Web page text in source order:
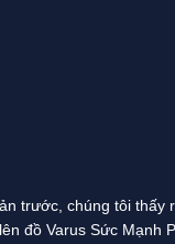
trước, chúng tôi thấy
đồ Varus Sức Mạnh